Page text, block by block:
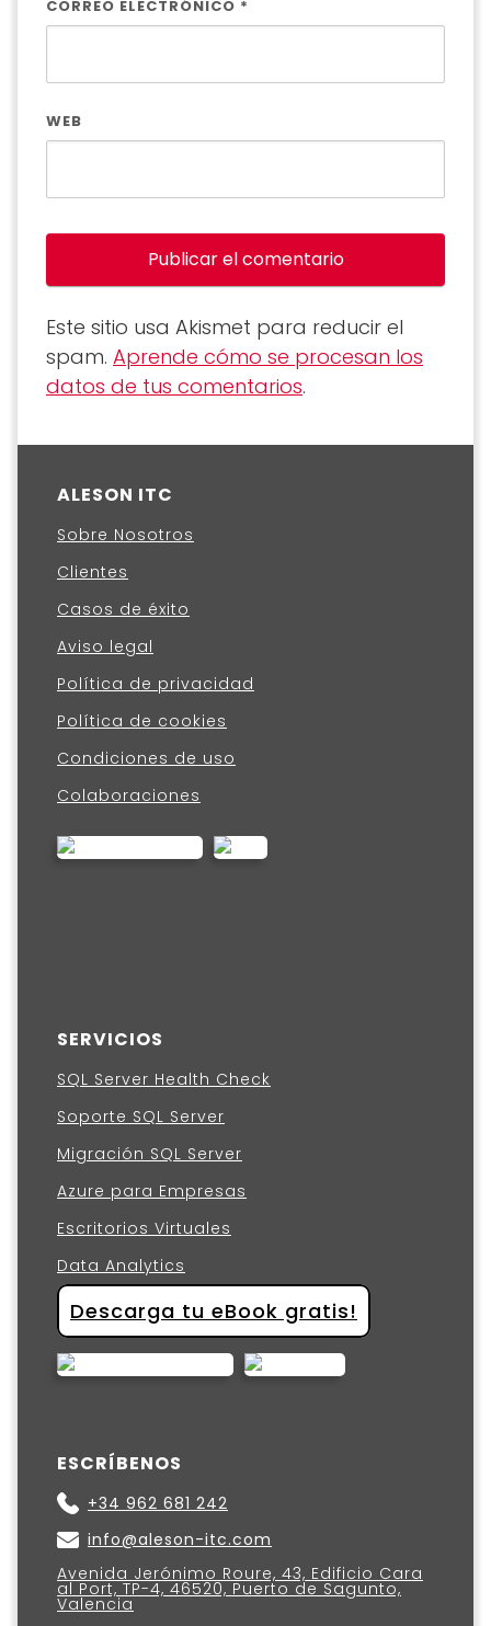
CORREO ELECTRÓNICO *
WEB
Este sitio usa Akismet para reducir el
spam. Aprende cómo se procesan los
datos de tus comentarios.
ALESON ITC
Sobre Nosotros
Clientes
Casos de éxito
Aviso legal
Política de privacidad
Política de cookies
Condiciones de uso
Colaboraciones
SERVICIOS
SQL Server Health Check
Soporte SQL Server
Migración SQL Server
Azure para Empresas
Escritorios Virtuales
Data Analytics
Descarga tu eBook gratis!
ESCRÍBENOS
+34 962 681 242
info@aleson-itc.com
Avenida Jerónimo Roure, 43, Edificio Cara
al Port, TP-4, 46520, Puerto de Sagunto,
Valencia